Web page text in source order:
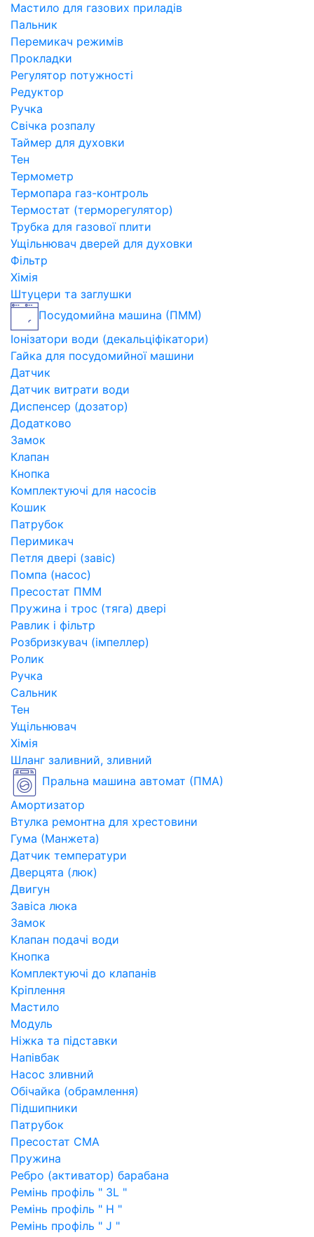
Мастило для газових приладів
Пальник
Перемикач режимів
Прокладки
Регулятор потужності
Редуктор
Ручка
Свічка розпалу
Таймер для духовки
Тен
Термометр
Термопара газ-контроль
Термостат (терморегулятор)
Трубка для газової плити
Ущільнювач дверей для духовки
Фільтр
Хімія
Штуцери та заглушки
Посудомийна машина (ПММ)
Іонізатори води (декальціфікатори)
Гайка для посудомийної машини
Датчик
Датчик витрати води
Диспенсер (дозатор)
Додатково
Замок
Клапан
Кнопка
Комплектуючі для насосів
Кошик
Патрубок
Перимикач
Петля двері (завіс)
Помпа (насос)
Пресостат ПММ
Пружина і трос (тяга) двері
Равлик і фільтр
Розбризкувач (імпеллер)
Ролик
Ручка
Сальник
Тен
Ущільнювач
Хімія
Шланг заливний, зливний
Пральна машина автомат (ПМА)
Амортизатор
Втулка ремонтна для хрестовини
Гума (Манжета)
Датчик температури
Дверцята (люк)
Двигун
Завіса люка
Замок
Клапан подачі води
Кнопка
Комплектуючі до клапанів
Кріплення
Мастило
Модуль
Ніжка та підставки
Напівбак
Насос зливний
Обічайка (обрамлення)
Підшипники
Патрубок
Пресостат СМА
Пружина
Ребро (активатор) барабана
Ремінь профіль " 3L "
Ремінь профіль " H "
Ремінь профіль " J "